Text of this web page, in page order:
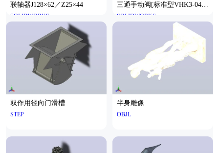
联轴器J128×62／Z25×44
SOLIDWORKS
三通手动阀[标准型VHK3-04S-
03S]
SOLIDWORKS
双作用径向门滑槽
STEP
半身雕像
OBJL